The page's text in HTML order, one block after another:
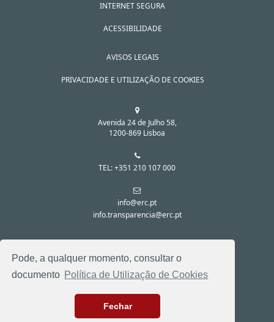
Pode, a qualquer momento, consultar o
documento Política de Utilização de Cookies
Fechar
INTERNET SEGURA
ACESSIBILIDADE
AVISOS LEGAIS
PRIVACIDADE E UTILIZAÇÃO DE COOKIES
Avenida 24 de Julho 58,
1200-869 Lisboa
TEL: +351 210 107 000
info@erc.pt
info.transparencia@erc.pt